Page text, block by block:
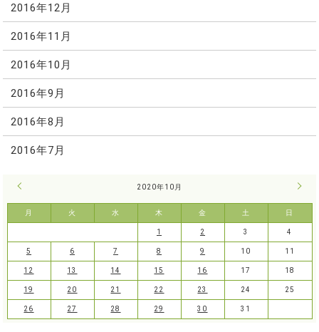
2016年12月
2016年11月
2016年10月
2016年9月
2016年8月
2016年7月
2020年10月
月 火 水 木 金 土 日
11
1 2 3 4
5 6 7 8 9 10 11
12 13 14 15 16 17 18
19 20 21 22 23 24 25
26 27 28 29 30 31